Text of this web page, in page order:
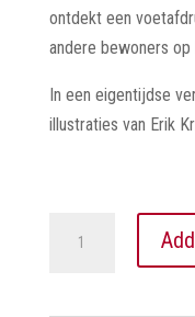
ontdekt een
andere bewoners op
In een eigentijdse
illustraties van Erik